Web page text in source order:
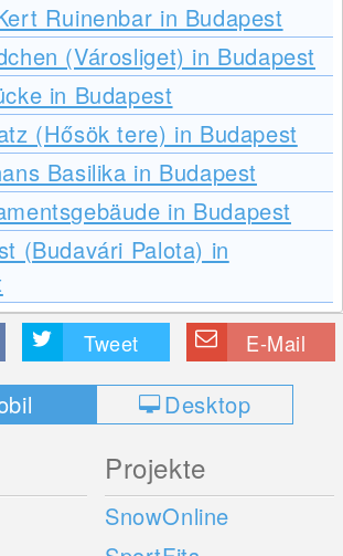
Ruinenbar in Budapest
(Városliget) in Budapest
in Budapest
(Hősök tere) in Budapest
Basilika in Budapest
in Budapest
(Budavári Palota) in
Tweet E-Mail
Desktop
Projekte
SnowOnline